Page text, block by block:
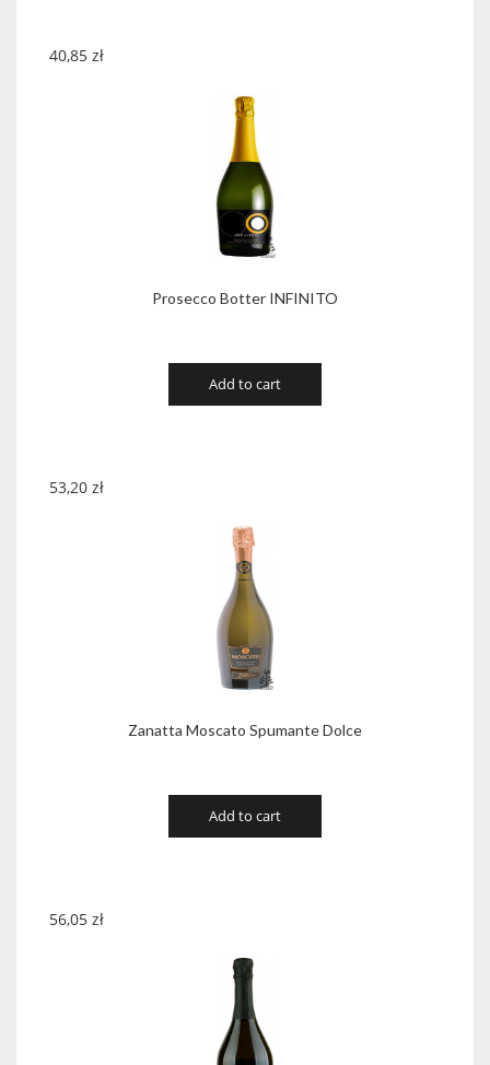
Prosecco Botter INFINITO
40,85 zł
Add to cart
Zanatta Moscato Spumante Dolce
53,20 zł
Add to cart
56,05 zł